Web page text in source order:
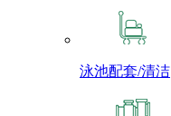
泳池配套/清洁